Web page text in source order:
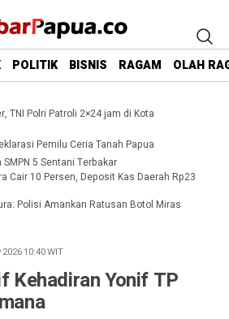
POLITIK BISNIS RAGAM OLAH
TNI Polri Patroli 2×24 jam di Kota
Pemilu Ceria Tanah Papua
5 Sentani Terbakar
Cair 10 Persen, Deposit Kas Daerah Rp23
Polisi Amankan Ratusan Botol Miras
202610:40WIT
Kehadiran Yonif TP